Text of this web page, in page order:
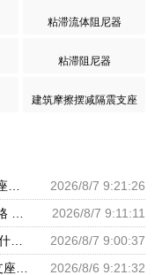
粘滞流体阻尼器
粘滞阻尼器
建筑摩擦摆减隔震支座
LNR隔震橡胶支座多少钱 铅芯橡胶隔震支座报价 高阻尼橡胶隔震支座生产厂家
2026/8/7 9:21:26
天然橡胶支座价格 建筑用隔震支座什么价格 橡胶楼梯支座价格
2026/8/7 9:11:11
LRB1300橡胶隔震支座厂家 防震隔震支座什么价格 LRB700铅芯橡胶隔震支座什么价格
2026/8/7 9:00:37
隔震支座LRB700厂家电话 建筑结构隔震支座厂家电话 LNR900隔震橡胶支座生产加工
2026/8/6 9:21:32